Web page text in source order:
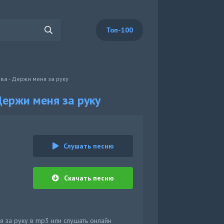
Топ-100
- Держи меня за руку
меня за руку
Слушать песню
Скачать песню
руку в mp3 или слушать онлайн